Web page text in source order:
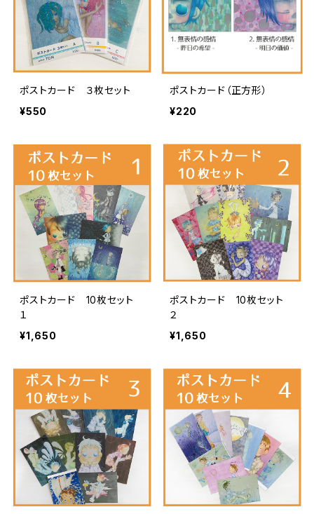
ポストカード ３枚セット
¥550
ポストカード（正方形）
¥220
ポストカード 10枚セット
１
¥1,650
ポストカード 10枚セット
２
¥1,650